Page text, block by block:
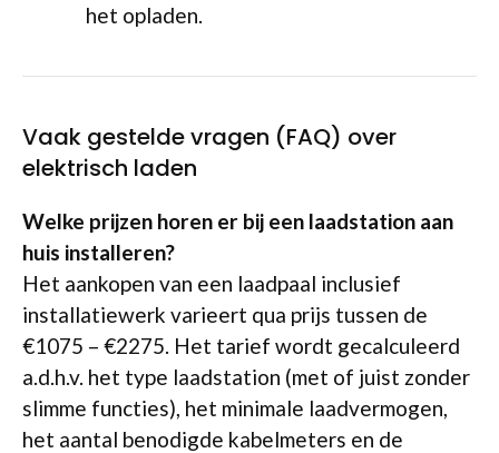
het opladen.
Vaak gestelde vragen (FAQ) over
elektrisch laden
Welke prijzen horen er bij een laadstation aan
huis installeren?
Het aankopen van een laadpaal inclusief
installatiewerk varieert qua prijs tussen de
€1075 – €2275. Het tarief wordt gecalculeerd
a.d.h.v. het type laadstation (met of juist zonder
slimme functies), het minimale laadvermogen,
het aantal benodigde kabelmeters en de